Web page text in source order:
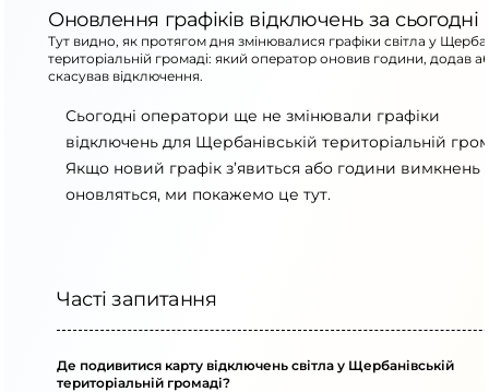
Оновлення графіків відключень за сьогодні
Тут видно, як протягом дня змінювалися графіки світла у
територіальній громаді: який оператор оновив години, додав
скасував відключення.
Сьогодні оператори ще не змінювали графіки
відключень для Щербанівській територіальній
Якщо новий графік з’явиться або години вимкнень
оновляться, ми покажемо це тут.
Часті запитання
Де подивитися карту відключень світла у Щербанівській
територіальній громаді?